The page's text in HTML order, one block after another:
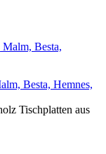
Besta, Hemnes,
Tischplatten aus